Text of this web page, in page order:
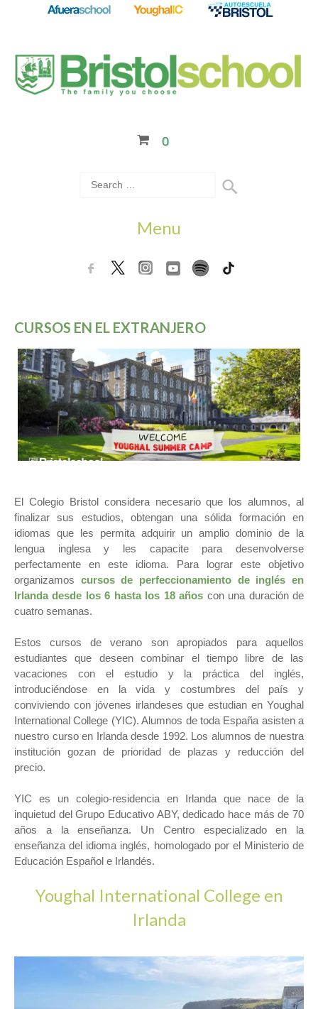
0
Menu
CURSOS EN EL EXTRANJERO
El Colegio Bristol considera necesario que los alumnos, al
finalizar sus estudios, obtengan una sólida formación en
idiomas que les permita adquirir un amplio dominio de la
lengua inglesa y les capacite para desenvolverse
perfectamente en este idioma. Para lograr este objetivo
organizamos cursos de perfeccionamiento de inglés en
Irlanda desde los 6 hasta los 18 años con una duración de
cuatro semanas.
Estos cursos de verano son apropiados para aquellos
estudiantes que deseen combinar el tiempo libre de las
vacaciones con el estudio y la práctica del inglés,
introduciéndose en la vida y costumbres del país y
conviviendo con jóvenes irlandeses que estudian en Youghal
International College (YIC). Alumnos de toda España asisten a
nuestro curso en Irlanda desde 1992. Los alumnos de nuestra
institución gozan de prioridad de plazas y reducción del
precio.
YIC es un colegio-residencia en Irlanda que nace de la
inquietud del Grupo Educativo ABY, dedicado hace más de 70
años a la enseñanza. Un Centro especializado en la
enseñanza del idioma inglés, homologado por el Ministerio de
Educación Español e Irlandés.
Youghal International College en
Irlanda